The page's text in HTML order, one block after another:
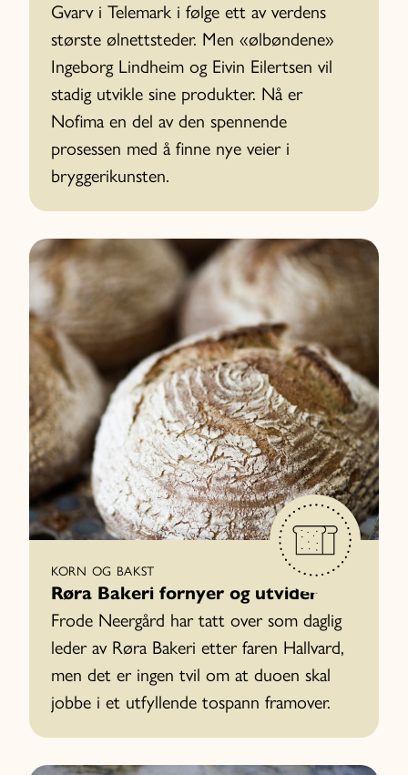
Gvarv i Telemark i følge ett av verdens
største ølnettsteder. Men «ølbøndene»
Ingeborg Lindheim og Eivin Eilertsen vil
stadig utvikle sine produkter. Nå er
Nofima en del av den spennende
prosessen med å finne nye veier i
bryggerikunsten.
KORN OG BAKST
Røra Bakeri fornyer og utvider
Frode Neergård har tatt over som daglig
leder av Røra Bakeri etter faren Hallvard,
men det er ingen tvil om at duoen skal
jobbe i et utfyllende tospann framover.